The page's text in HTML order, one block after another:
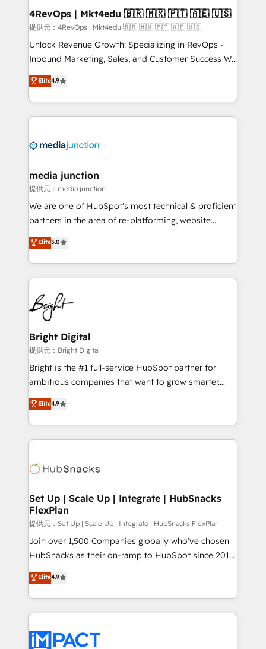
on-demand bundle services. Connect with us today!
4RevOps | Mkt4edu 🇧🇷 🇲🇽 🇵🇹 🇦🇪 🇺🇸
提供元：4RevOps | Mkt4edu 🇧🇷 🇲🇽 🇵🇹 🇦🇪 🇺🇸
Unlock Revenue Growth: Specializing in RevOps -
Inbound Marketing, Sales, and Customer Success We
specialize in driving revenue growth for companies
across industries through tailored marketing, sales,
and customer success strategies, utilizing RevOps
methodologies. As Latin America's largest HubSpot
offer unparalleled insights. Operating in five
Mexico, USA, and Portugal—we've executed over a
hundred successful operations. Our approach,
rooted in RevOps principles, integrates analysis,
training, planning, and qualification. Leveraging
inbound marketing tactics, we focus on
understanding, nurturing, and converting leads.
competitive market.
Elite4.9
media junction
提供元：media junction
We are one of HubSpot's most technical & proficient
partners in the area of re-platforming, website
design & development. We specialize in multi-hub
implementations for mid-market & enterprise
companies. We are woman-owned, powered by
coffee, and we ❤️ dogs. We produce award-winning
work for our clients. 🏆2023 Technical Expertise
Impact Award 🏆2022 Technical Expertise Impact
Award 🏆2022 Platform Migration Excellence Impact
Award 🏆2020 Elite Solutions Partner 🏆2019
Integrations HubSpot Impact Award 🏆2019
Marketing Enablement HubSpot Impact Award 🏆
2018 Website Design HubSpot Impact Award 🏆2017
Growth-Driven Design Agency of the Year 🏆2016
Sales Enablement HubSpot Impact Award 🏆2015
HubSpot COS Performance Award 🏆2014 HubSpot
COS Design Award 🏆2013 HubSpot Marketplace
Partner 📆Founded in 1997
Elite5.0
Bright Digital
提供元：Bright Digital
Bright is the #1 full-service HubSpot partner for
ambitious companies that want to grow smarter.
From HubSpot onboarding, to training, from
developing a new website to lead generation and
digital marketing; we do it all (and with great
results)! In short, our services include: - HubSpot
HubSpot development: websites, custom modules,
marketing, advertising, campaigns, content and
design We connect people, data and technology to
improve customer experiences. With our bright
people, exciting ideas and can-do mentality, we
ensure revenue growth on a daily basis. So tell us
team of 100+ experts is ready for you! Driving digital
growth | www.brightdigital.com
Elite4.9
Set Up | Scale Up | Integrate | HubSnacks
FlexPlan
提供元：Set Up | Scale Up | Integrate | HubSnacks FlexPlan
Join over 1,500 Companies globally who've chosen
HubSnacks as their on-ramp to HubSpot since 2014
Simple pay-as-you-go plans that accelerate value...
1️⃣ Set Up | Onboarding New or Check-fixing existing
HubSpot portals 2️⃣ Scale Up | 100% HubSpot Task
Execution... Global 24/7 ... All Experts 3️⃣ Integrate |
Slash months from your API Integration project... ⬅️
Elite4.9